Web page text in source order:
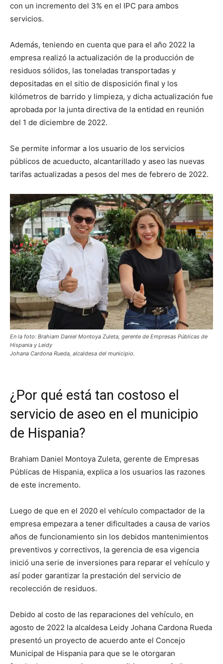
con un incremento del 3% en el IPC para ambos
servicios.
Además, teniendo en cuenta que para el año 2022 la
empresa realizó la actualización de la producción de
residuos sólidos, las toneladas transportadas y
depositadas en el sitio de disposición final y los
kilómetros de barrido y limpieza, y dicha actualización fue
aprobada por la junta directiva de la entidad en reunión
del 1 de diciembre de 2022.
Se permite informar a los usuario de los servicios
públicos de acueducto, alcantarillado y aseo las nuevas
tarifas actualizadas a pesos del mes de febrero de 2022.
En la foto: Brahiam Daniel Montoya Zuleta, gerente de Empresas Públicas de
Hispania y Leidy
Johana Cardona Rueda, alcaldesa del municipio.
¿Por qué está tan costoso el
servicio de aseo en el municipio
de Hispania?
Brahiam Daniel Montoya Zuleta, gerente de Empresas
Públicas de Hispania, explica a los usuarios las razones
de este incremento.
Luego de que en el 2020 el vehículo compactador de la
empresa empezara a tener dificultades a causa de varios
años de funcionamiento sin los debidos mantenimientos
preventivos y correctivos, la gerencia de esa vigencia
inició una serie de inversiones para reparar el vehículo y
así poder garantizar la prestación del servicio de
recolección de residuos.
Debido al costo de las reparaciones del vehículo, en
agosto de 2022 la alcaldesa Leidy Johana Cardona Rueda
presentó un proyecto de acuerdo ante el Concejo
Municipal de Hispania para que se le otorgaran